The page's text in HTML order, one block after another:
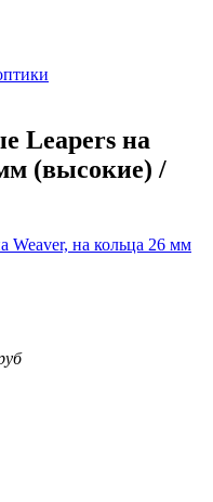
Leapers на
(высокие) /